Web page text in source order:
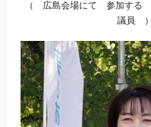
（ 広島会場にて 参加する
議員 ）